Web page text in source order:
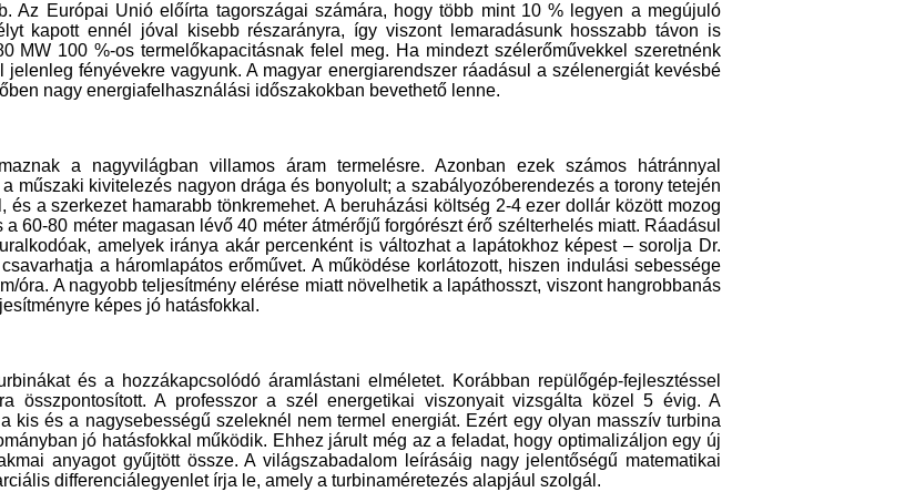
Az Európai Unió előírta tagországai számára, hogy több mint 10 % legyen a megújuló
kapott ennél jóval kisebb részarányra, így viszont lemaradásunk hosszabb távon is
MW 100 %-os termelőkapacitásnak felel meg. Ha mindezt szélerőművekkel szeretnénk
fényévekre vagyunk. A magyar energiarendszer ráadásul a szélenergiát kevésbé
nagy energiafelhasználási időszakokban bevethető lenne.
a nagyvilágban villamos áram termelésre. Azonban ezek számos hátránnyal
műszaki kivitelezés nagyon drága és bonyolult; a szabályozóberendezés a torony tetején
a szerkezet hamarabb tönkremehet. A beruházási költség 2-4 ezer dollár között mozog
60-80 méter magasan lévő 40 méter átmérőjű forgórészt érő szélterhelés miatt. Ráadásul
amelyek iránya akár percenként is változhat a lapátokhoz képest – sorolja Dr.
a háromlapátos erőművet. A működése korlátozott, hiszen indulási sebessége
óra. A nagyobb teljesítmény elérése miatt növelhetik a lapáthosszt, viszont hangrobbanás
képes jó hatásfokkal.
és a hozzákapcsolódó áramlástani elméletet. Korábban repülőgép-fejlesztéssel
összpontosított. A professzor a szél energetikai viszonyait vizsgálta közel 5 évig. A
kis és a nagysebességű szeleknél nem termel energiát. Ezért egy olyan masszív turbina
jó hatásfokkal működik. Ehhez járult még az a feladat, hogy optimalizáljon egy új
anyagot gyűjtött össze. A világszabadalom leírásáig nagy jelentőségű matematikai
differenciálegyenlet írja le, amely a turbinaméretezés alapjául szolgál.